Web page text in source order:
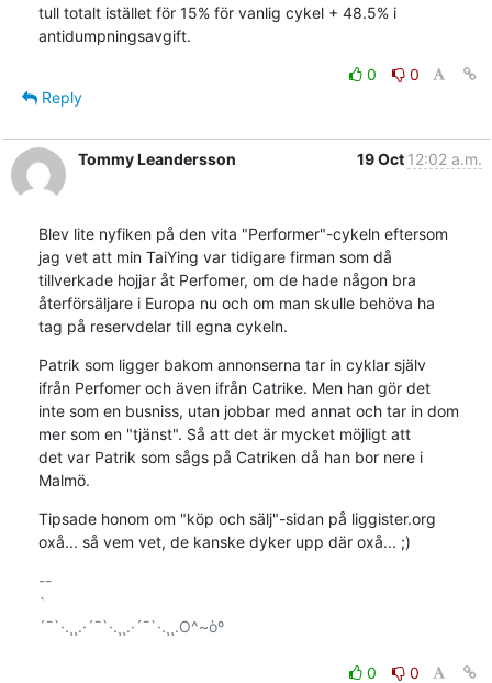
tull totalt istället för 15% för vanlig cykel + 48.5% i
antidumpningsavgift.
0
0
Reply
Tommy Leandersson 19 Oct 12:02 a.m.
Blev lite nyfiken på den vita "Performer"-cykeln eftersom
jag vet att min TaiYing var tidigare firman som då
tillverkade hojjar åt Perfomer, om de hade någon bra
återförsäljare i Europa nu och om man skulle behöva ha
tag på reservdelar till egna cykeln.
Patrik som ligger bakom annonserna tar in cyklar själv
ifrån Perfomer och även ifrån Catrike. Men han gör det
inte som en busniss, utan jobbar med annat och tar in dom
mer som en "tjänst". Så att det är mycket möjligt att
det var Patrik som sågs på Catriken då han bor nere i
Malmö.
Tipsade honom om "köp och sälj"-sidan på liggister.org
oxå... så vem vet, de kanske dyker upp där oxå... ;)
--
`
´¯`·.¸¸.·´¯`·.¸¸.·´¯`·.¸¸.O^~òº
0
0